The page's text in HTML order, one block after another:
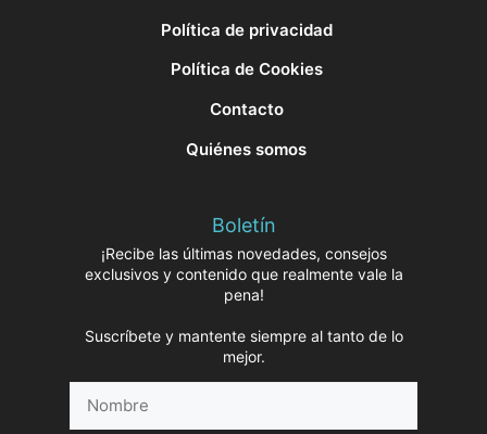
Política de privacidad
Política de Cookies
Contacto
Quiénes somos
Boletín
¡Recibe las últimas novedades, consejos
exclusivos y contenido que realmente vale la
pena!
Suscríbete y mantente siempre al tanto de lo
mejor.